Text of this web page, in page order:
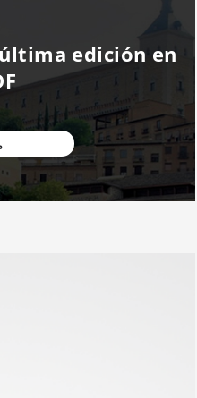
edición en